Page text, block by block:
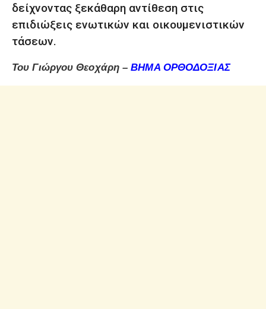
δείχνοντας ξεκάθαρη αντίθεση στις
επιδιώξεις ενωτικών και οικουμενιστικών
τάσεων.
Του Γιώργου Θεοχάρη –ΒΗΜΑ ΟΡΘΟΔΟΞΙΑΣ